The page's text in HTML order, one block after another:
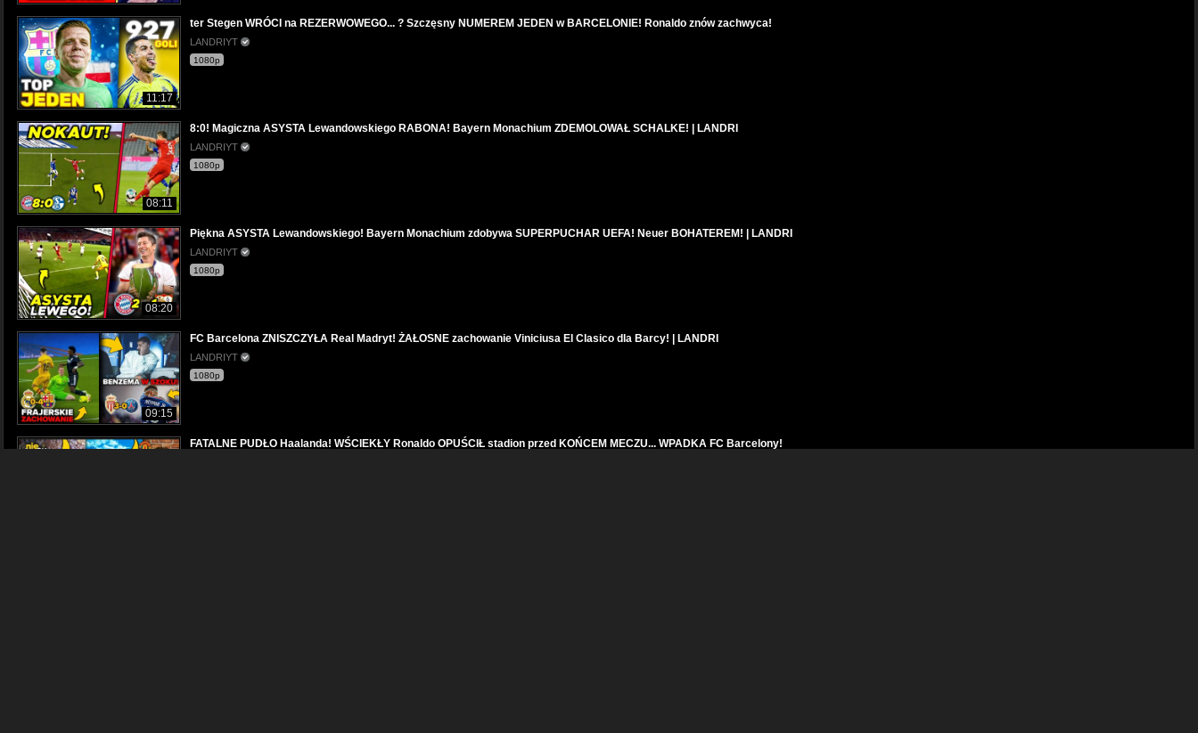
11:17
ter Stegen WRÓCI na REZERWOWEGO... ? Szczęsny NUMEREM JEDEN w BARCELONIE! Ronaldo znów zachwyca!
LANDRIYT
1080p
08:11
8:0! Magiczna ASYSTA Lewandowskiego RABONA! Bayern Monachium ZDEMOLOWAŁ SCHALKE! | LANDRI
LANDRIYT
1080p
08:20
Piękna ASYSTA Lewandowskiego! Bayern Monachium zdobywa SUPERPUCHAR UEFA! Neuer BOHATEREM! | LANDRI
LANDRIYT
1080p
09:15
FC Barcelona ZNISZCZYŁA Real Madryt! ŻAŁOSNE zachowanie Viniciusa El Clasico dla Barcy! | LANDRI
LANDRIYT
1080p
FATALNE PUDŁO Haalanda! WŚCIEKŁY Ronaldo OPUŚCIŁ stadion przed KOŃCEM MECZU... WPADKA FC Barcelony!